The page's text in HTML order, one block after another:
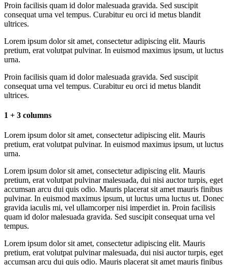
Proin facilisis quam id dolor malesuada gravida. Sed suscipit
consequat urna vel tempus. Curabitur eu orci id metus blandit
ultrices.
Lorem ipsum dolor sit amet, consectetur adipiscing elit. Mauris
pretium, erat volutpat pulvinar. In euismod maximus ipsum, ut luctus
urna.
Proin facilisis quam id dolor malesuada gravida. Sed suscipit
consequat urna vel tempus. Curabitur eu orci id metus blandit
ultrices.
1 + 3 columns
Lorem ipsum dolor sit amet, consectetur adipiscing elit. Mauris
pretium, erat volutpat pulvinar. In euismod maximus ipsum, ut luctus
urna.
Lorem ipsum dolor sit amet, consectetur adipiscing elit. Mauris
pretium, erat volutpat pulvinar malesuada, dui nisi auctor turpis, eget
accumsan arcu dui quis odio. Mauris placerat sit amet mauris finibus
pulvinar. In euismod maximus ipsum, ut luctus urna luctus ut. Donec
gravida iaculis mi, vel ullamcorper nisi imperdiet in. Proin facilisis
quam id dolor malesuada gravida. Sed suscipit consequat urna vel
tempus.
Lorem ipsum dolor sit amet, consectetur adipiscing elit. Mauris
pretium, erat volutpat pulvinar malesuada, dui nisi auctor turpis, eget
accumsan arcu dui quis odio. Mauris placerat sit amet mauris finibus